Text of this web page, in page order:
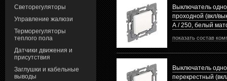
Светорегуляторы
Управление жалюзи
Терморегуляторы
теплого пола
Датчики движения и
присутствия
Заглушки и кабельные
выводы
Выключатель
проходной (вкл/
А / 250, белый
показать состав
Выключатель
перекрестный